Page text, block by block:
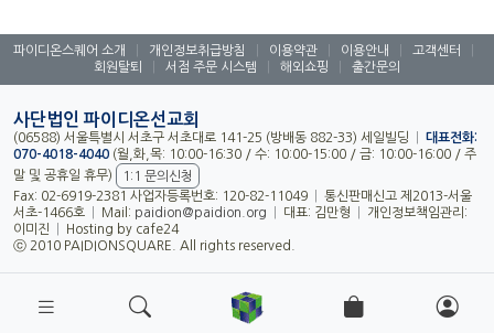
파이디온스퀘어 소개 개인정보취급방침 이용약관 이용안내 고객센터
회원탈퇴
서점 주문 시스템 해외쇼핑 출간문의
사단법인 파이디온선교회
(06588) 서울특별시 서초구 서초대로 141-25 (방배동 882-33) 세일빌딩
대표전화:
070-4018-4040 (월,화,목: 10:00-16:30 / 수: 10:00-15:00 / 금: 10:00-16:00 / 주
말 및 공휴일 휴무)
1:1 문의신청
Fax: 02-6919-2381 사업자등록번호: 120-82-11049
통신판매신고 제2013-서울
서초-1466호
Mail: paidion@paidion.org 대표: 김만형
개인정보책임관리:
이미진
Hosting by cafe24
ⓒ 2010 PAIDIONSQUARE. All rights reserved.